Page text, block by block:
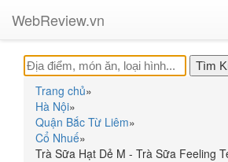
WebReview.vn
Trang chủ»
Hà Nội»
Quận Bắc Từ Liêm»
Cổ Nhuế»
Trà Sữa Hạt Dẻ M - Trà Sữa Feeling